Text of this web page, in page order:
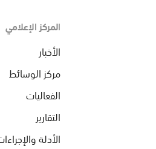
المركز الإعلامي
الأخبار
مركز الوسائط
الفعاليات
التقارير
الأدلة